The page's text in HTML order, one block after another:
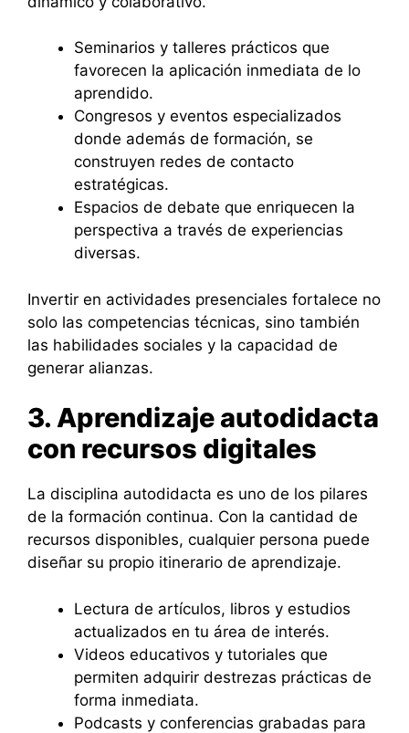
Seminarios y talleres prácticos que
favorecen la aplicación inmediata de lo
aprendido.
Congresos y eventos especializados
donde además de formación, se
construyen redes de contacto
estratégicas.
Espacios de debate que enriquecen la
perspectiva a través de experiencias
diversas.
Invertir en actividades presenciales fortalece no
solo las competencias técnicas, sino también
las habilidades sociales y la capacidad de
generar alianzas.
3. Aprendizaje autodidacta
con recursos digitales
La disciplina autodidacta es uno de los pilares
de la formación continua. Con la cantidad de
recursos disponibles, cualquier persona puede
diseñar su propio itinerario de aprendizaje.
Lectura de artículos, libros y estudios
actualizados en tu área de interés.
Videos educativos y tutoriales que
permiten adquirir destrezas prácticas de
forma inmediata.
Podcasts y conferencias grabadas para